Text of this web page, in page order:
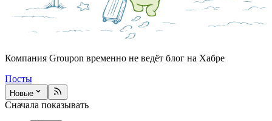
Компания Groupon временно не ведёт блог на Хабре
Посты
Новые
Сначала показывать